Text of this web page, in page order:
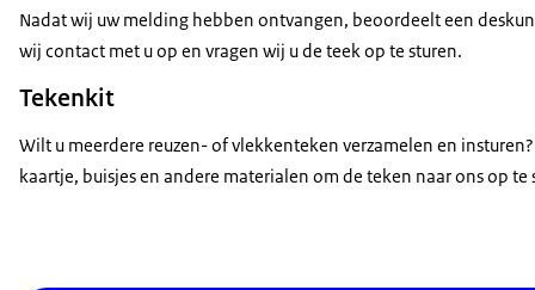
Nadat wij uw melding hebben ontvangen, beoordeelt een
wij contact met u op en vragen wij u de teek op te sturen.
Tekenkit
Wilt u meerdere reuzen- of vlekkenteken verzamelen en
kaartje, buisjes en andere materialen om de teken naar ons op